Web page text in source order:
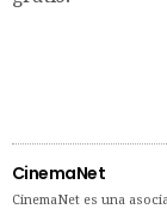
CinemaNet
CinemaNet es una